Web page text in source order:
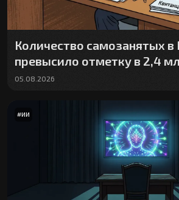
Количество самозанятых
превысило отметку в 2,4
05.08.2026
#ИИ